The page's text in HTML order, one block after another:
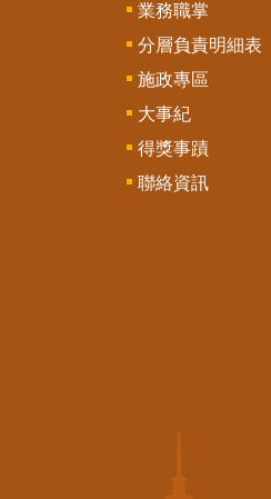
業務職掌
分層負責明細表
施政專區
大事紀
得獎事蹟
聯絡資訊